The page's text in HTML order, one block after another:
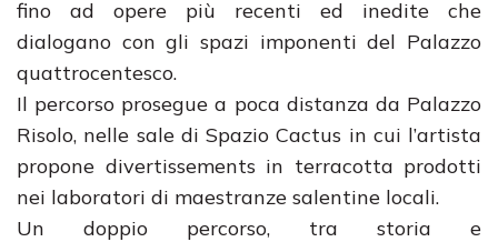
fino ad opere più recenti ed inedite che
dialogano con gli spazi imponenti del Palazzo
quattrocentesco.
Il percorso prosegue a poca distanza da Palazzo
Risolo, nelle sale di Spazio Cactus in cui l’artista
propone divertissements in terracotta prodotti
nei laboratori di maestranze salentine locali.
Un doppio percorso, tra storia e